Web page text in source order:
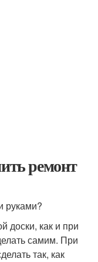
ремонт
руками?
доски, как и при
самим. При
так, как